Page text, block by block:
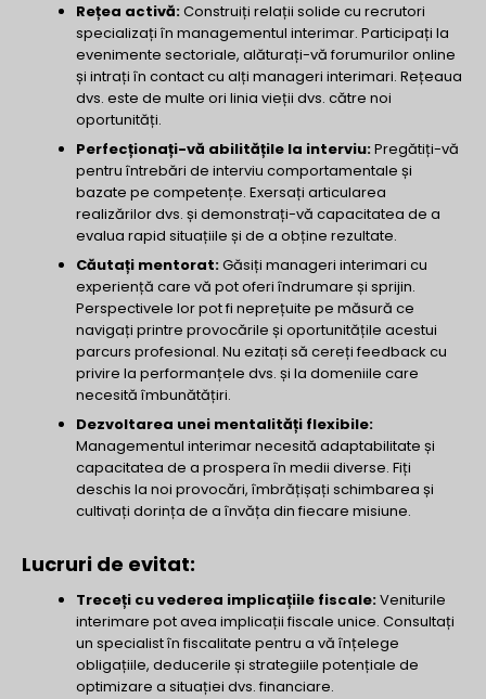
Rețea activă:Construiți relații solide cu recrutori
specializați în managementul interimar. Participați la
evenimente sectoriale, alăturați-vă forumurilor online
și intrați în contact cu alți manageri interimari. Rețeaua
dvs. este de multe ori linia vieții dvs. către noi
oportunități.
Perfecționați-vă abilitățile la interviu:Pregătiți-vă
pentru întrebări de interviu comportamentale și
bazate pe competențe. Exersați articularea
realizărilor dvs. și demonstrați-vă capacitatea de a
evalua rapid situațiile și de a obține rezultate.
Căutați mentorat:Găsiți manageri interimari cu
experiență care vă pot oferi îndrumare și sprijin.
Perspectivele lor pot fi neprețuite pe măsură ce
navigați printre provocările și oportunitățile acestui
parcurs profesional. Nu ezitați să cereți feedback cu
privire la performanțele dvs. și la domeniile care
necesită îmbunătățiri.
Dezvoltarea unei mentalități flexibile:
Managementul interimar necesită adaptabilitate și
capacitatea de a prospera în medii diverse. Fiți
deschis la noi provocări, îmbrățișați schimbarea și
cultivați dorința de a învăța din fiecare misiune.
Lucruri de evitat:
Treceți cu vederea implicațiile fiscale:Veniturile
interimare pot avea implicații fiscale unice. Consultați
un specialist în fiscalitate pentru a vă înțelege
obligațiile, deducerile și strategiile potențiale de
optimizare a situației dvs. financiare.